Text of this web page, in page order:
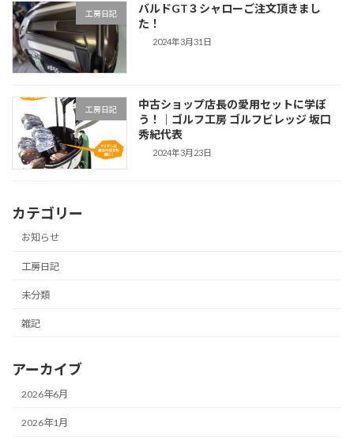
工房日記
バルドGT３シャローご注文頂きまし
た！
2024年3月31日
工房日記
中古ショップ店長の愛用セットに学ぼ
う！｜ゴルフ工房 ゴルフビレッジ 坂口
秀紀代表
2024年3月23日
カテゴリー
お知らせ
工房日記
未分類
雑記
アーカイブ
2026年6月
2026年1月